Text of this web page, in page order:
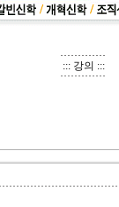
::: 강의 :::